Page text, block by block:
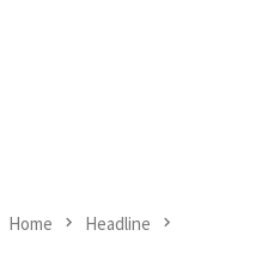
Home Headline